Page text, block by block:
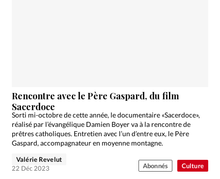
Culture
Rencontre avec le Père Gaspard, du film
Sacerdoce
Sorti mi-octobre de cette année, le documentaire «Sacerdoce»,
réalisé par l’évangélique Damien Boyer va à la rencontre de
prêtres catholiques. Entretien avec l’un d’entre eux, le Père
Gaspard, accompagnateur en moyenne montagne.
Valérie Revelut
22 Déc 2023
Abonnés